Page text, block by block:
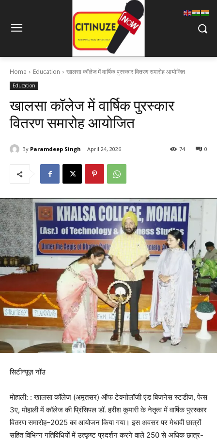
Home Education खालसा कॉलेज में वार्षिक पुरस्कार वितरण समारोह आयोजित
Education
खालसा कॉलेज में वार्षिक पुरस्कार
वितरण समारोह आयोजित
By Paramdeep Singh April 24, 2026 0
74
सिटीन्यूज़ नॉउ
मोहाली: : खालसा कॉलेज (अमृतसर) ऑफ टेक्नोलॉजी एंड बिजनेस स्टडीज, फेस
3ए, मोहाली में कॉलेज की प्रिंसिपल डॉ. हरीश कुमारी के नेतृत्व में वार्षिक पुरस्कार
वितरण समारोह–2025 का आयोजन किया गया। इस अवसर पर मेधावी छात्रों
सहित विभिन्न गतिविधियों में उत्कृष्ट प्रदर्शन करने वाले 250 से अधिक छात्र-